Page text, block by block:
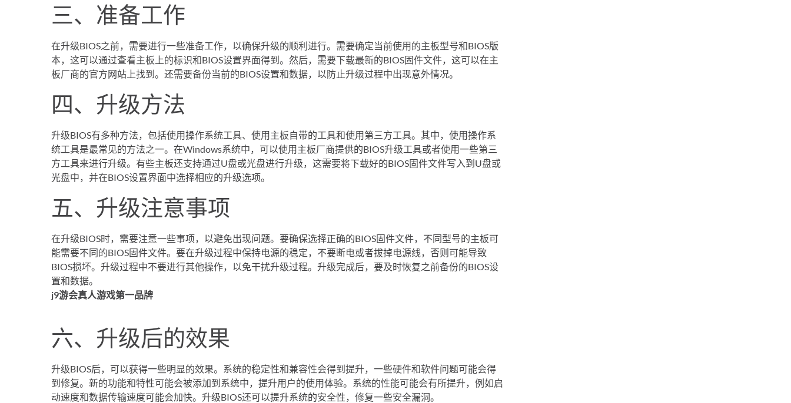
三、准备工作
在升级BIOS之前，需要进行一些准备工作，以确保升级的顺利进行。需要确定当前使用的主板型号和BIOS版
本，这可以通过查看主板上的标识和BIOS设置界面得到。然后，需要下载最新的BIOS固件文件，这可以在主
板厂商的官方网站上找到。还需要备份当前的BIOS设置和数据，以防止升级过程中出现意外情况。
四、升级方法
升级BIOS有多种方法，包括使用操作系统工具、使用主板自带的工具和使用第三方工具。其中，使用操作系
统工具是最常见的方法之一。在Windows系统中，可以使用主板厂商提供的BIOS升级工具或者使用一些第三
方工具来进行升级。有些主板还支持通过U盘或光盘进行升级，这需要将下载好的BIOS固件文件写入到U盘或
光盘中，并在BIOS设置界面中选择相应的升级选项。
五、升级注意事项
在升级BIOS时，需要注意一些事项，以避免出现问题。要确保选择正确的BIOS固件文件，不同型号的主板可
能需要不同的BIOS固件文件。要在升级过程中保持电源的稳定，不要断电或者拔掉电源线，否则可能导致
BIOS损坏。升级过程中不要进行其他操作，以免干扰升级过程。升级完成后，要及时恢复之前备份的BIOS设
置和数据。
j9游会真人游戏第一品牌
六、升级后的效果
升级BIOS后，可以获得一些明显的效果。系统的稳定性和兼容性会得到提升，一些硬件和软件问题可能会得
到修复。新的功能和特性可能会被添加到系统中，提升用户的使用体验。系统的性能可能会有所提升，例如启
动速度和数据传输速度可能会加快。升级BIOS还可以提升系统的安全性，修复一些安全漏洞。